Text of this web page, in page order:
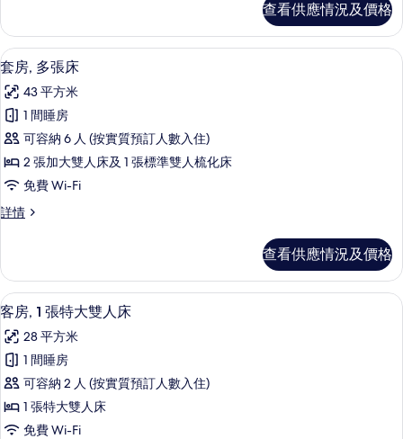
大
雙
人
床
及
1
張
梳
化
相
片
特
大
雙
床
及
張
梳
化
床
詳
查看供應情況及價格
載
入
所
有
套
房,
張
的
相
片
55 吋平面電視連有線電視頻道、電視
6
套房, 多張床
43 平方米
1 間睡房
可容納 6 人 (按實質預訂人數入住)
2 張加大雙人床及 1 張標準雙人梳化床
免費 Wi-Fi
詳情
套
床
詳
情
查看供應情況及價格
載
入
所
有
客
房,
書桌、手提電腦工作空間、遮光窗簾/
6
客房, 1 張特大雙人床
28 平方米
1 間睡房
可容納 2 人 (按實質預訂人數入住)
1 張特大雙人床
免費 Wi-Fi